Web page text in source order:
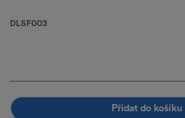
DLSF003
Přidat do košíku